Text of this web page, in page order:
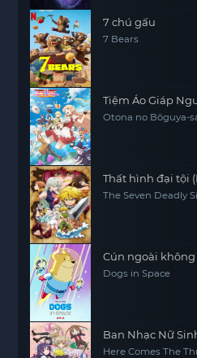
7 chú gấu
7 Bears
Tiệm Áo Giáp
Otona no Bōguya-
Thất hình đại tội
The Seven Deadly
Cún ngoài
Dogs in Space
Ban Nhạc Nữ
Here Comes The